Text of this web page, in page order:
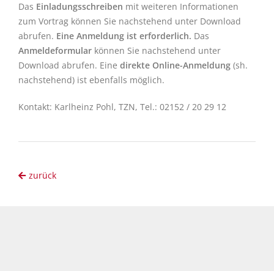
Das Einladungsschreiben mit weiteren Informationen
zum Vortrag können Sie nachstehend unter Download
abrufen. Eine Anmeldung ist erforderlich. Das
Anmeldeformular können Sie nachstehend unter
Download abrufen. Eine direkte Online-Anmeldung (sh.
nachstehend) ist ebenfalls möglich.
Kontakt: Karlheinz Pohl, TZN, Tel.: 02152 / 20 29 12
zurück